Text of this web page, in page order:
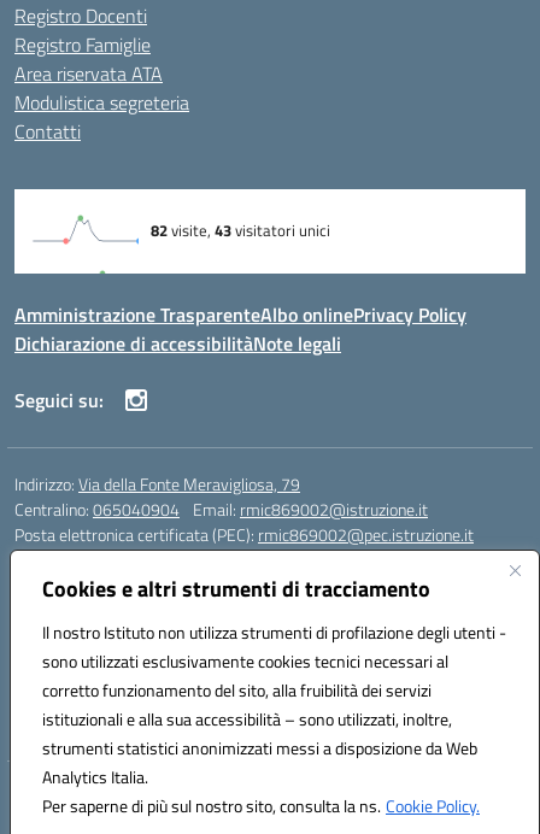
Cookies e altri strumenti di tracciamento
Il nostro Istituto non utilizza strumenti di profilazione degli utenti -
sono utilizzati esclusivamente cookies tecnici necessari al
corretto funzionamento del sito, alla fruibilità dei servizi
istituzionali e alla sua accessibilità – sono utilizzati, inoltre,
strumenti statistici anonimizzati messi a disposizione da Web
Analytics Italia.
Per saperne di più sul nostro sito, consulta la ns.Cookie Policy.
Registro Docenti
Registro Famiglie
Area riservata ATA
Modulistica segreteria
Contatti
Amministrazione TrasparenteAlbo onlinePrivacy Policy
Dichiarazione di accessibilitàNote legali
Seguici su:
Indirizzo:Via della Fonte Meravigliosa, 79
Centralino:065040904 Email: rmic869002@istruzione.it
Posta elettronica certificata (PEC): rmic869002@pec.istruzione.it
Codice fiscale: 97197090588
Codice meccanografico: RMIC869002
Codice Indice delle Pubbliche Amministrazioni (IPA): istsc_rmic869002
Codice unico di fatturazione (CUF): UFRHFP
Iban dell’Istituto comprensivo presso Banca Intesa San Paolo:
IT04 V030 6905 0201 0000 0046 393
Hosting & Powered by 3D Solution S.r.l.
Concept & Design by Designers Italia